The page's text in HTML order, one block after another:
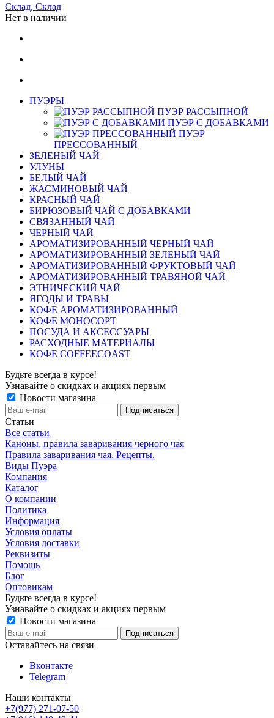
Склад, Склад
Нет в наличии
ПУЭРЫ
ПУЭР РАССЫПНОЙ
ПУЭР С ДОБАВКАМИ
ПУЭР
ПРЕССОВАННЫЙ
ЗЕЛЕНЫЙ ЧАЙ
УЛУНЫ
БЕЛЫЙ ЧАЙ
ЖАСМИНОВЫЙ ЧАЙ
КРАСНЫЙ ЧАЙ
БИРЮЗОВЫЙ ЧАЙ С ДОБАВКАМИ
СВЯЗАННЫЙ ЧАЙ
ЧЕРНЫЙ ЧАЙ
АРОМАТИЗИРОВАННЫЙ ЧЕРНЫЙ ЧАЙ
АРОМАТИЗИРОВАННЫЙ ЗЕЛЕНЫЙ ЧАЙ
АРОМАТИЗИРОВАННЫЙ ФРУКТОВЫЙ ЧАЙ
АРОМАТИЗИРОВАННЫЙ ТРАВЯНОЙ ЧАЙ
ЭТНИЧЕСКИЙ ЧАЙ
ЯГОДЫ И ТРАВЫ
КОФЕ АРОМАТИЗИРОВАННЫЙ
КОФЕ МОНОСОРТ
ПОСУДА И АКСЕССУАРЫ
РАСХОДНЫЕ МАТЕРИАЛЫ
КОФЕ COFFEECOAST
Будьте всегда в курсе!
Узнавайте о скидках и акциях первым
Новости магазина
Статьи
Все статьи
Каноны, правила заваривания черного чая
Правила заваривания чая. Рецепты.
Виды Пуэра
Компания
Каталог
О компании
Политика
Информация
Условия оплаты
Условия доставки
Реквизиты
Помощь
Блог
Оптовикам
Будьте всегда в курсе!
Узнавайте о скидках и акциях первым
Новости магазина
Оставайтесь на связи
Вконтакте
Telegram
Наши контакты
+7(977) 271-07-50